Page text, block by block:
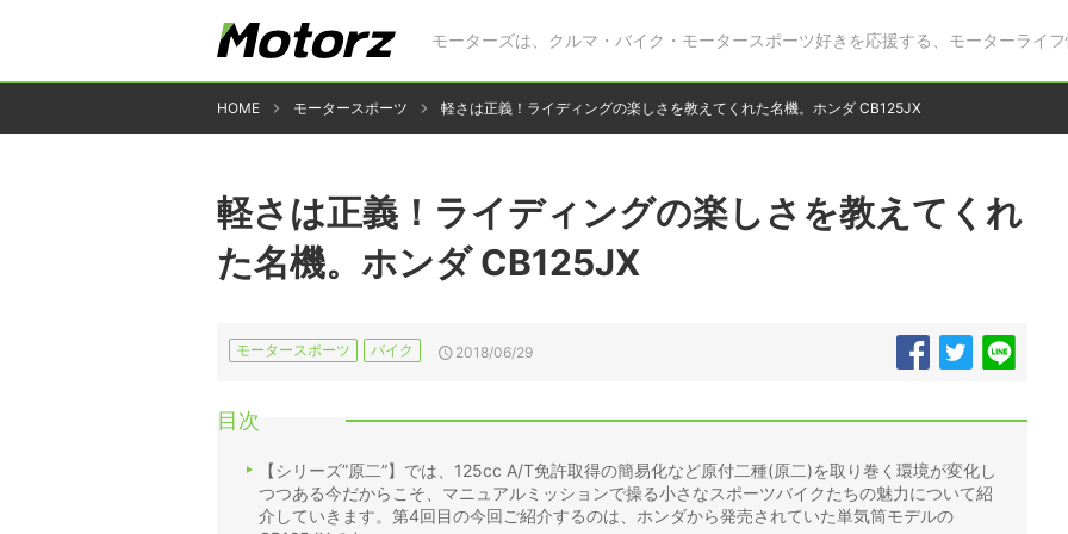
モーターズは、クルマ・バイク・モータースポーツ好きを応援する、モーターライフ
HOME モータースポーツ 軽さは正義！ライディングの楽しさを教えてくれた名機。ホンダ CB125JX
軽さは正義！ライディングの楽しさを教えてくれ
た名機。ホンダ CB125JX
モータースポーツ バイク 2018/06/29
目次
【シリーズ”原二”】では、125cc A/T免許取得の簡易化など原付二種(原二)を取り巻く環境が変化し
つつある今だからこそ、マニュアルミッションで操る小さなスポーツバイクたちの魅力について紹
介していきます。第4回目の今回ご紹介するのは、ホンダから発売されていた単気筒モデルの